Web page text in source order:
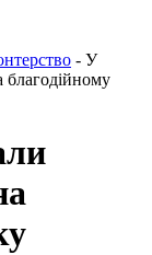
- У